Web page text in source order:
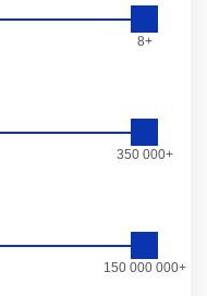
8+
350 000+
150 000 000+